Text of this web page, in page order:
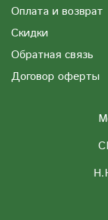
Оплата и возврат
Скидки
Обратная связь
Договор оферты